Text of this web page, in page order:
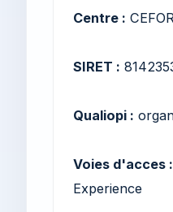
Centre :
SIRET :
Qualiopi :
Voies d'acces :
Experience